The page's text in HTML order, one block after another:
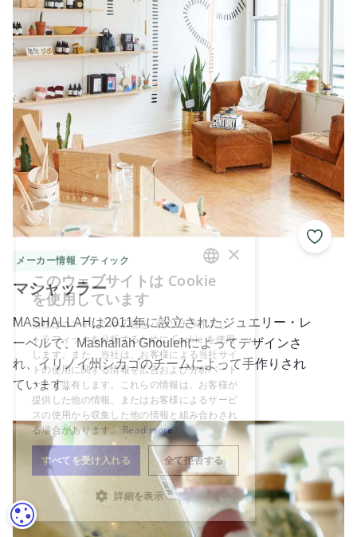
お気に
メーカー情報 ブティック
マシャッラー
MASHALLAHは2011年に設立されたジュエリー・レ
ーベルで、Mashallah Ghoulehによってデザインさ
れ、イリノイ州シカゴのチームによって手作りされ
ています。
ミシシッピ・マッド・ポタリー
クッキーの設定